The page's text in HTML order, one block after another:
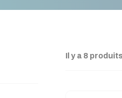
Il y a 8